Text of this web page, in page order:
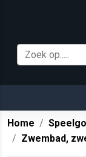
Home
Zwembad,